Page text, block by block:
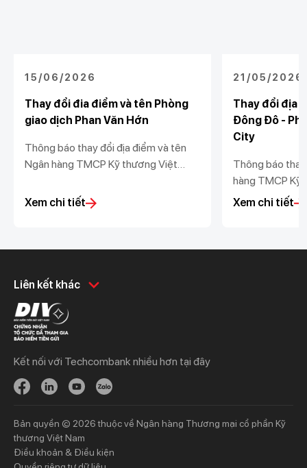
15/06/2026
Thay đổi đia điểm và tên Phòng
giao dịch Phan Văn Hớn
Thông báo thay đổi địa điểm và tên
Ngân hàng TMCP Kỹ thương Việt
dịch Phan Văn Hớn
Xem chi tiết
21/05/2026
Thay đổi địa
Đông Đô -
City
Thông báo
hàng TMCP
Chi nhánh
Xem chi tiết
Liên kết khác
Khách hàng cá nhân
Chi tiêu
Tiết kiệm
Vay
Đầu tư
Bảo hiểm
Thông tin mới
Thương mại
Thông tin mới
Kết nối với Techcombank nhiều hơn tại đây
Bản quyền © 2026 thuộc về Ngân hàng Thương mại cổ phần Kỹ
thương Việt Nam
Điều khoản & Điều kiện